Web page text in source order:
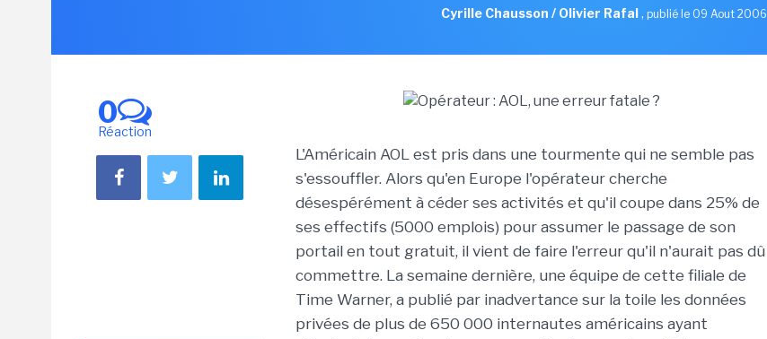
Cyrille Chausson / Olivier Rafal, publié le 09 Aout 2006
0
Réaction
L'Américain AOL est pris dans une tourmente qui ne semble pas
s'essouffler. Alors qu'en Europe l'opérateur cherche
désespérément à céder ses activités et qu'il coupe dans 25% de
ses effectifs (5000 emplois) pour assumer le passage de son
portail en tout gratuit, il vient de faire l'erreur qu'il n'aurait pas dû
commettre. La semaine dernière, une équipe de cette filiale de
Time Warner, a publié par inadvertance sur la toile les données
privées de plus de 650 000 internautes américains ayant